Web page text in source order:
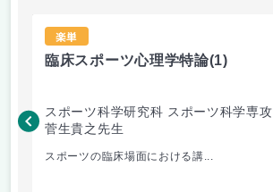
楽単
臨床スポーツ心理学特論(1)
スポーツ科学研究科 スポーツ科学専攻
菅生貴之先生
スポーツの臨床場面における講...